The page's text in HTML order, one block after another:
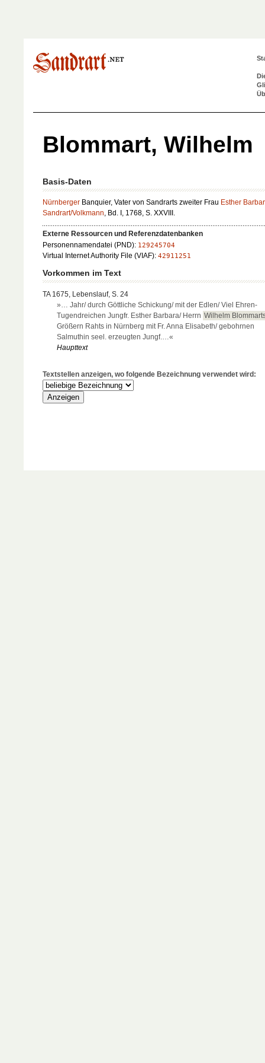
Blommart, Wilhelm
Basis-Daten
Nürnberger Banquier, Vater von Sandrarts zweiter Frau Esther
Sandrart/Volkmann, Bd. I, 1768, S. XXVIII.
Externe Ressourcen und Referenzdatenbanken
Personennamendatei (PND): 129245704
Virtual Internet Authority File (VIAF): 42911251
Vorkommen im Text
TA 1675, Lebenslauf, S. 24
»… Jahr/ durch Göttliche Schickung/ mit der Edlen/ Viel Ehren-
Tugendreichen Jungfr. Esther Barbara/ Herrn Wilhelm
Größern Rahts in Nürnberg mit Fr. Anna Elisabeth/ gebohrnen
Salmuthin seel. erzeugten Jungf.…«
Haupttext
Textstellen anzeigen, wo folgende Bezeichnung verwendet wird: